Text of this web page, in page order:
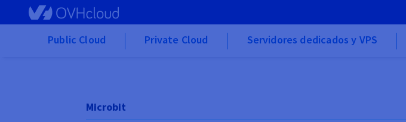
Skip to main content
Public Cloud Private Cloud Servidores dedicados y VPS
Microbit